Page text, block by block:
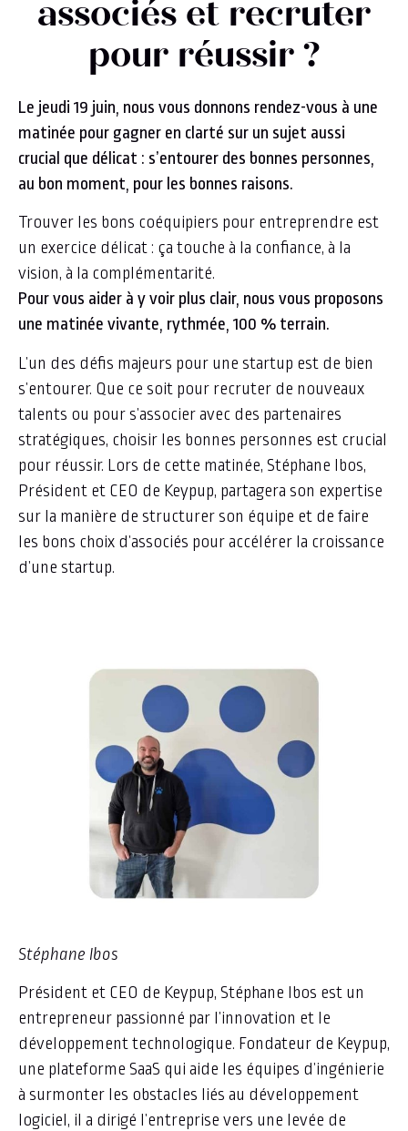
associés et recruter
pour réussir ?
Le jeudi 19 juin, nous vous donnons rendez-vous à une
matinée pour gagner en clarté sur un sujet aussi
crucial que délicat : s’entourer des bonnes personnes,
au bon moment, pour les bonnes raisons.
Trouver les bons coéquipiers pour entreprendre est
un exercice délicat : ça touche à la confiance, à la
vision, à la complémentarité.
Pour vous aider à y voir plus clair, nous vous proposons
une matinée vivante, rythmée, 100 % terrain.
L’un des défis majeurs pour une startup est de bien
s’entourer. Que ce soit pour recruter de nouveaux
talents ou pour s’associer avec des partenaires
stratégiques, choisir les bonnes personnes est crucial
pour réussir. Lors de cette matinée, Stéphane Ibos,
Président et CEO de Keypup, partagera son expertise
sur la manière de structurer son équipe et de faire
les bons choix d’associés pour accélérer la croissance
d’une startup.
Stéphane Ibos
Président et CEO de Keypup, Stéphane Ibos est un
entrepreneur passionné par l’innovation et le
développement technologique. Fondateur de Keypup,
une plateforme SaaS qui aide les équipes d’ingénierie
à surmonter les obstacles liés au développement
logiciel, il a dirigé l’entreprise vers une levée de